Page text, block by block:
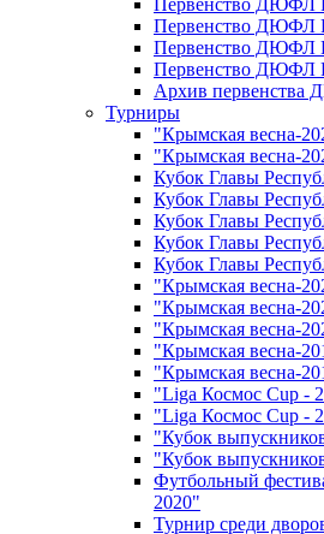
Первенство ДЮФЛ
Первенство ДЮФЛ
Первенство ДЮФЛ
Первенство ДЮФЛ
Архив
Турниры
"Крымская весна-
"Крымская весна-
Кубок Главы
Кубок Главы
Кубок Главы
Кубок Главы
Кубок Главы
"Крымская весна-
"Крымская весна-
"Крымская весна-
"Крымская весна-
"Крымская весна-
"Liga Космос Cup -
"Liga Космос Cup -
"Кубок
"Кубок
Футбольный
2020"
Турнир среди